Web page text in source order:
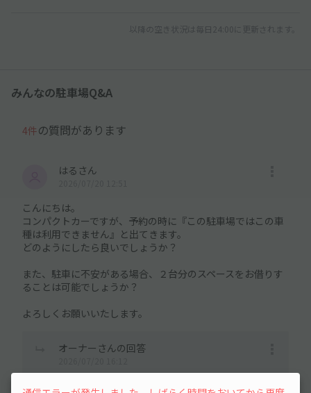
以降の空き状況は毎日24:00に更新されます。
みんなの駐車場Q&A
4件の質問があります
はるさん
こんにちは。
コンパクトカーですが、予約の時に『この駐車場ではこの車
種は利用できません』と出てきます。
どのようにしたら良いでしょうか？
また、駐車に不安がある場合、２台分のスペースをお借りす
ることは可能でしょうか？
よろしくお願いいたします。
オーナーさんの回答